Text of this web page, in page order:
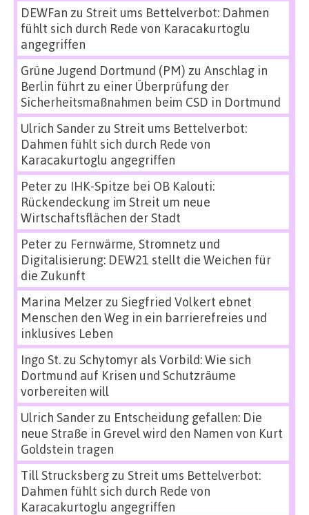
DEWFan zu Streit ums Bettelverbot: Dahmen
fühlt sich durch Rede von Karacakurtoglu
angegriffen
Grüne Jugend Dortmund (PM) zu Anschlag in
Berlin führt zu einer Überprüfung der
Sicherheitsmaßnahmen beim CSD in Dortmund
Ulrich Sanderzu Streit ums Bettelverbot:
Dahmen fühlt sich durch Rede von
Karacakurtoglu angegriffen
Peterzu IHK-Spitze bei OB Kalouti:
Rückendeckung im Streit um neue
Wirtschaftsflächen der Stadt
Peterzu Fernwärme, Stromnetz und
Digitalisierung: DEW21 stellt die Weichen für
die Zukunft
Marina Melzerzu Siegfried Volkert ebnet
Menschen den Weg in ein barrierefreies und
inklusives Leben
Ingo St.zu Schytomyr als Vorbild: Wie sich
Dortmund auf Krisen und Schutzräume
vorbereiten will
Ulrich Sanderzu Entscheidung gefallen: Die
neue Straße in Grevel wird den Namen von Kurt
Goldstein tragen
Till Strucksbergzu Streit ums Bettelverbot:
Dahmen fühlt sich durch Rede von
Karacakurtoglu angegriffen